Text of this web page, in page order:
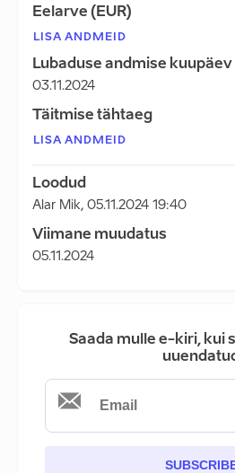
Eelarve (EUR)
LISA ANDMEID
Lubaduse andmise kuupäev
03.11.2024
Täitmise tähtaeg
LISA ANDMEID
Loodud
Alar Mik, 05.11.2024 19:40
Viimane muudatus
05.11.2024
Saada mulle e-kiri, kui